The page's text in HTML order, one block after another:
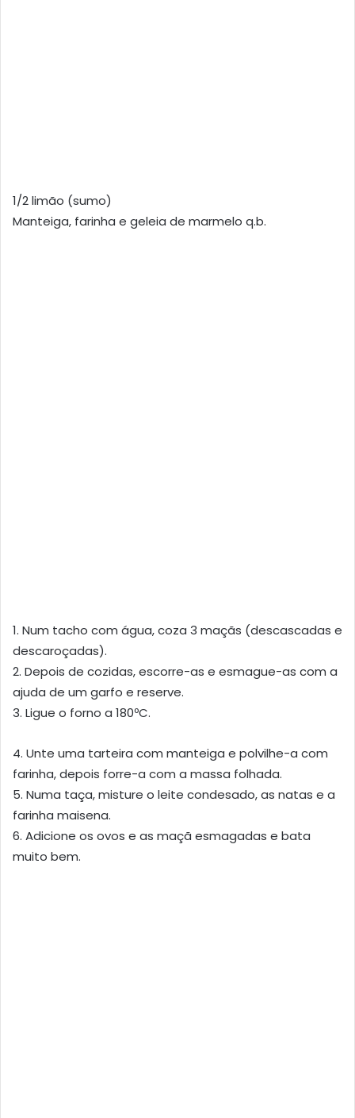
1/2 limão (sumo)
Manteiga, farinha e geleia de marmelo q.b.
1. Num tacho com água, coza 3 maçãs (descascadas e
descaroçadas).
2. Depois de cozidas, escorre-as e esmague-as com a
ajuda de um garfo e reserve.
3. Ligue o forno a 180ºC.
4. Unte uma tarteira com manteiga e polvilhe-a com
farinha, depois forre-a com a massa folhada.
5. Numa taça, misture o leite condesado, as natas e a
farinha maisena.
6. Adicione os ovos e as maçã esmagadas e bata
muito bem.